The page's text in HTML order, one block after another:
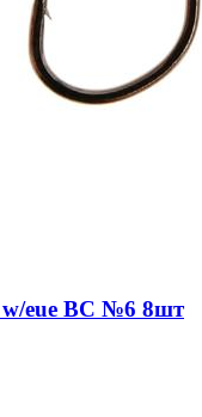
eue BC №6 8шт